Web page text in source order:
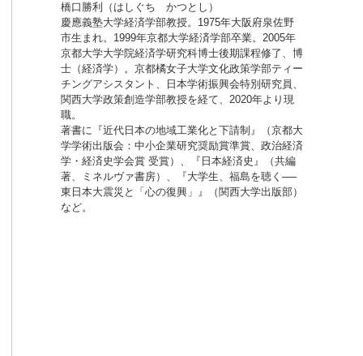
橋口勝利（はしぐち かつとし）
慶應義塾大学経済学部教授。1975年大阪府泉佐野
市生まれ。1999年京都大学経済学部卒業。2005年
京都大学大学院経済学研究科博士後期課程修了、博
士（経済学）。京都橘女子大学文化政策学部ティー
チングアシスタント、日本学術振興会特別研究員、
関西大学政策創造学部教授を経て、2020年より現
職。
著書に『近代日本の地域工業化と下請制』（京都大
学学術出版会：中小企業研究奨励賞準賞、政治経済
学・経済史学会賞 受賞）、『日本経済史』（共編
著、ミネルヴァ書房）、『大学生、福島を聴く──
東日本大震災と「心の復興」』（関西大学出版部）
など。